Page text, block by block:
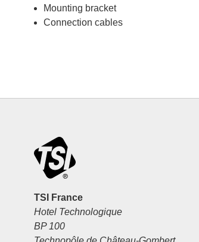
Mounting bracket
Connection cables
TSI France
Hotel Technologique
BP 100